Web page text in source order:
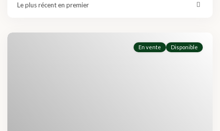
Le plus récent en premier
En vente Disponible